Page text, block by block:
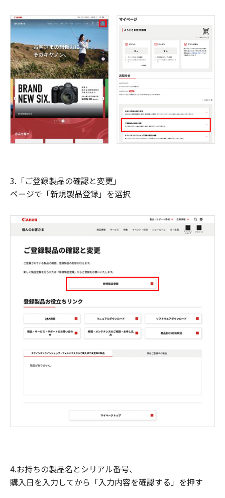
3.「ご登録製品の確認と変更」
ページで「新規製品登録」を選択
4.お持ちの製品名とシリアル番号、
購入日を入力してから「入力内容を確認する」を押す